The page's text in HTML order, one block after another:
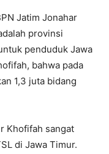
Jatim Jonahar
provinsi
penduduk Jawa
bahwa pada
1,3 juta bidang
Khofifah sangat
di Jawa Timur.